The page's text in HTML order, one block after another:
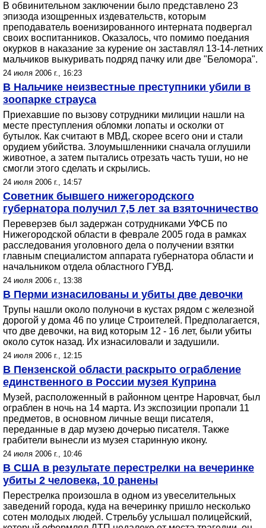
В обвинительном заключении было представлено 23
эпизода изощренных издевательств, которым
преподаватель военизированного интерната подвергал
своих воспитанников. Оказалось, что помимо поедания
окурков в наказание за курение он заставлял 13-14-летних
мальчиков выкуривать подряд пачку или две "Беломора".
24 июля 2006 г., 16:23
В Нальчике неизвестные преступники убили в
зоопарке страуса
Приехавшие по вызову сотрудники милиции нашли на
месте преступления обломки лопаты и осколки от
бутылок. Как считают в МВД, скорее всего они и стали
орудием убийства. Злоумышленники сначала оглушили
животное, а затем пытались отрезать часть туши, но не
смогли этого сделать и скрылись.
24 июля 2006 г., 14:57
Советник бывшего нижегородского
губернатора получил 7,5 лет за взяточничество
Переверзев был задержан сотрудниками УФСБ по
Нижегородской области в феврале 2005 года в рамках
расследования уголовного дела о получении взятки
главным специалистом аппарата губернатора области и
начальником отдела областного ГУВД.
24 июля 2006 г., 13:38
В Перми изнасилованы и убиты две девочки
Трупы нашли около полуночи в кустах рядом с железной
дорогой у дома 46 по улице Строителей. Предполагается,
что две девочки, на вид которым 12 - 16 лет, были убиты
около суток назад. Их изнасиловали и задушили.
24 июля 2006 г., 12:15
В Пензенской области раскрыто ограбление
единственного в России музея Куприна
Музей, расположенный в районном центре Наровчат, был
ограблен в ночь на 14 марта. Из экспозиции пропали 11
предметов, в основном личные вещи писателя,
переданные в дар музею дочерью писателя. Также
грабители вынесли из музея старинную икону.
24 июля 2006 г., 10:46
В США в результате перестрелки на вечеринке
убиты 2 человека, 10 ранены
Перестрелка произошла в одном из увеселительных
заведений города, куда на вечеринку пришло несколько
сотен молодых людей. Стрельбу услышал полицейский,